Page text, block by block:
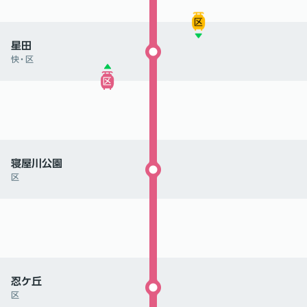
星田
快・区
寝屋川公園
区
忍ケ丘
区